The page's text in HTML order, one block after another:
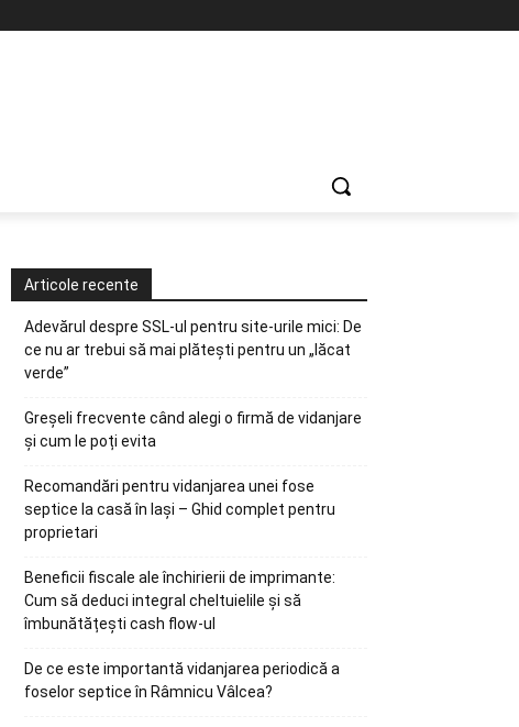
Articole recente
Adevărul despre SSL-ul pentru site-urile mici: De
ce nu ar trebui să mai plătești pentru un „lăcat
verde”
Greșeli frecvente când alegi o firmă de vidanjare
și cum le poți evita
Recomandări pentru vidanjarea unei fose
septice la casă în Iași – Ghid complet pentru
proprietari
Beneficii fiscale ale închirierii de imprimante:
Cum să deduci integral cheltuielile și să
îmbunătățești cash flow-ul
De ce este importantă vidanjarea periodică a
foselor septice în Râmnicu Vâlcea?